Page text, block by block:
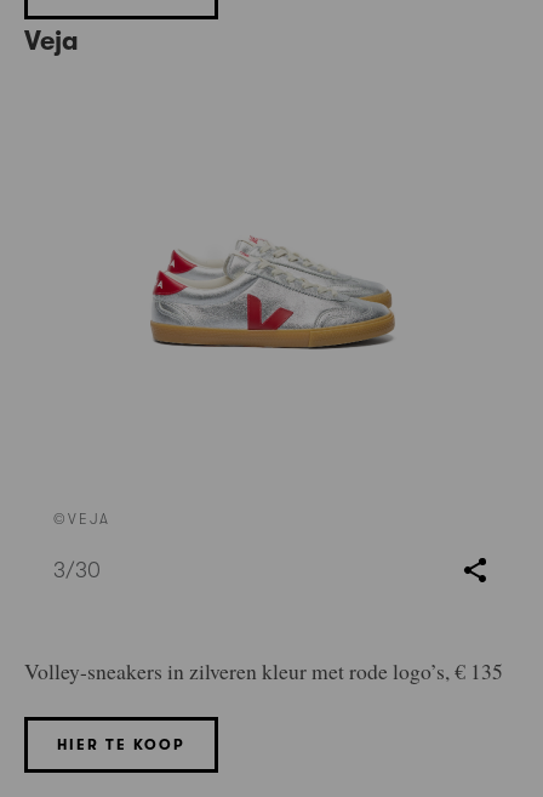
Veja
©VEJA
3/30
Volley-sneakers in zilveren kleur met rode logo’s, € 135
HIER TE KOOP